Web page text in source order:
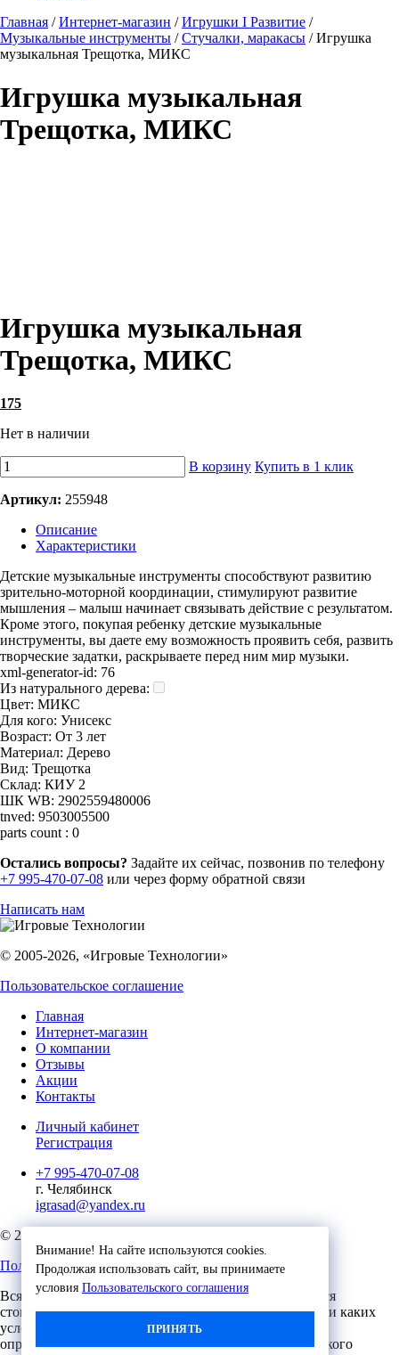
Главная /Интернет-магазин /Игрушки I Развитие /
Музыкальные инструменты /Стучалки, маракасы /Игрушка
музыкальная Трещотка, МИКС
Игрушка музыкальная
Трещотка, МИКС
Игрушка музыкальная
Трещотка, МИКС
175
Нет в наличии
В корзину Купить в 1 клик
Артикул: 255948
Описание
Характеристики
Детские музыкальные инструменты способствуют развитию
зрительно-моторной координации, стимулируют развитие
мышления – малыш начинает связывать действие с результатом.
Кроме этого, покупая ребенку детские музыкальные
инструменты, вы даете ему возможность проявить себя, развить
творческие задатки, раскрываете перед ним мир музыки.
xml-generator-id: 76
Из натурального дерева:
Цвет: МИКС
Для кого: Унисекс
Возраст: От 3 лет
Материал: Дерево
Вид: Трещотка
Склад: КИУ 2
ШК WB: 2902559480006
tnved: 9503005500
parts count : 0
Внимание! На сайте используются cookies.
Продолжая использовать сайт, вы принимаете
условия Пользовательского соглашения
ПРИНЯТЬ
Остались вопросы? Задайте их сейчас, позвонив по телефону
+7 995-470-07-08 или через форму обратной связи
Написать нам
© 2005-2026, «Игровые Технологии»
Пользовательское соглашение
Главная
Интернет-магазин
О компании
Отзывы
Акции
Контакты
Личный кабинет
Регистрация
+7 995-470-07-08
г. Челябинск
igrasad@yandex.ru
© 2023, Игровые Технологии
Пользовательское соглашение
Вся представленная на сайте информация, касающаяся
стоимости, носит информационный характер и ни при каких
условиях не является публичной офертой,
определяемой положениями Статьи 437 (2) Гражданского